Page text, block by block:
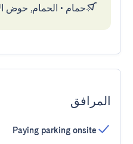
حمام • الحمام, حوض
المرافق
Paying parking onsite